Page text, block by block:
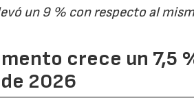
un 9 % con respecto al
crece un 7,5
2026